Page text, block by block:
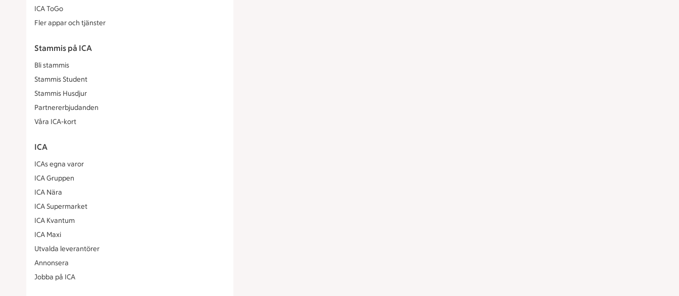
ICA ToGo
Fler appar och tjänster
Stammis på ICA
Bli stammis
Stammis Student
Stammis Husdjur
Partnererbjudanden
Våra ICA-kort
ICA
ICAs egna varor
ICA Gruppen
ICA Nära
ICA Supermarket
ICA Kvantum
ICA Maxi
Utvalda leverantörer
Annonsera
Jobba på ICA